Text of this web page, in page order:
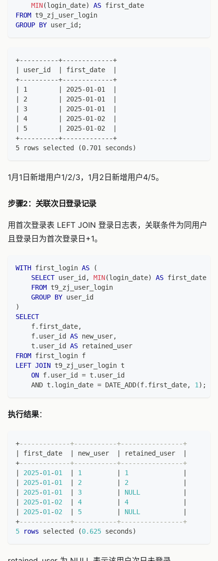
MIN(login_date) AS first_date
FROM t9_zj_user_login
GROUP BY user_id ;
+----------+-------------+
| user_id  | first_date  |
+----------+-------------+
| 1        | 2025-01-01  |
| 2        | 2025-01-01  |
| 3        | 2025-01-01  |
| 4        | 2025-01-02  |
| 5        | 2025-01-02  |
+----------+-------------+
5 rows selected (0.701 seconds)
1月1日新增用户1/2/3，1月2日新增用户4/5。
步骤2：关联次日登录记录
用首次登录表 LEFT JOIN 登录日志表，关联条件为同用户
且登录日为首次登录日+1。
WITH first_login AS
(
SELECT user_id , MIN(login_date) AS first_date
FROM t9_zj_user_login
GROUP BY user_id
)
SELECT
    f
. first_date,
    f
. user_id AS new_user,
    t
. user_id AS retained_user
FROM first_login f
LEFT JOIN t9_zj_user_login t
ON f. user_id = t . user_id
AND t . login_date = DATE_ADD(f. first_date, 1 ) ;
执行结果：
+-------------+-----------+----------------+
first_date new_user retained_user
+-------------+-----------+----------------+
2025-01 -01 1 1
2025-01 -01 2 2
2025-01 -01 3 NULL
2025-01 -02 4 4
2025-01 -02 5 NULL
+-------------+-----------+----------------+
5
rows selected (0.625 seconds)